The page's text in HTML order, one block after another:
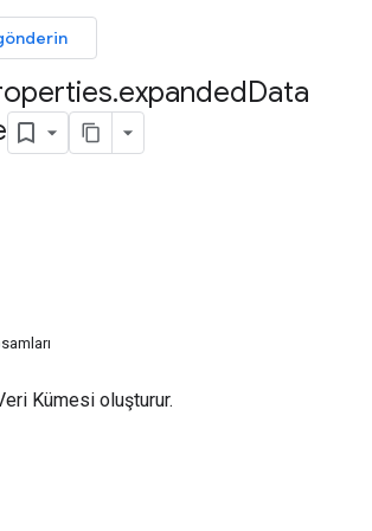
.expandedData
Kümesi oluşturur.